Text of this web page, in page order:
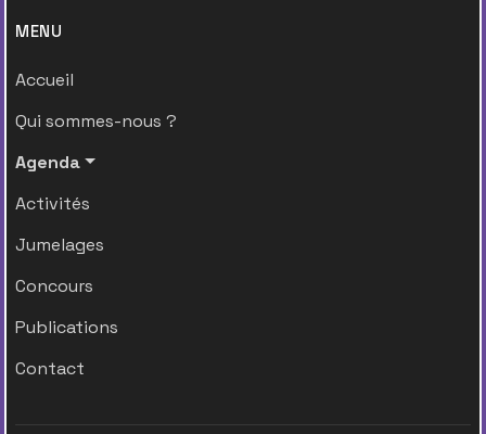
MENU
Accueil
Qui sommes-nous ?
Agenda
Activités
Jumelages
Concours
Publications
Contact